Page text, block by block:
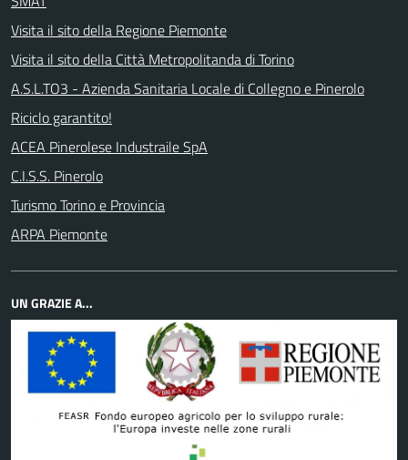
Visita il sito della Regione Piemonte
Visita il sito della Città Metropolitanda di Torino
A.S.L.TO3 - Azienda Sanitaria Locale di Collegno e Pinerolo
Riciclo garantito!
ACEA Pinerolese Industraile SpA
C.I.S.S. Pinerolo
Turismo Torino e Provincia
ARPA Piemonte
UN GRAZIE A...